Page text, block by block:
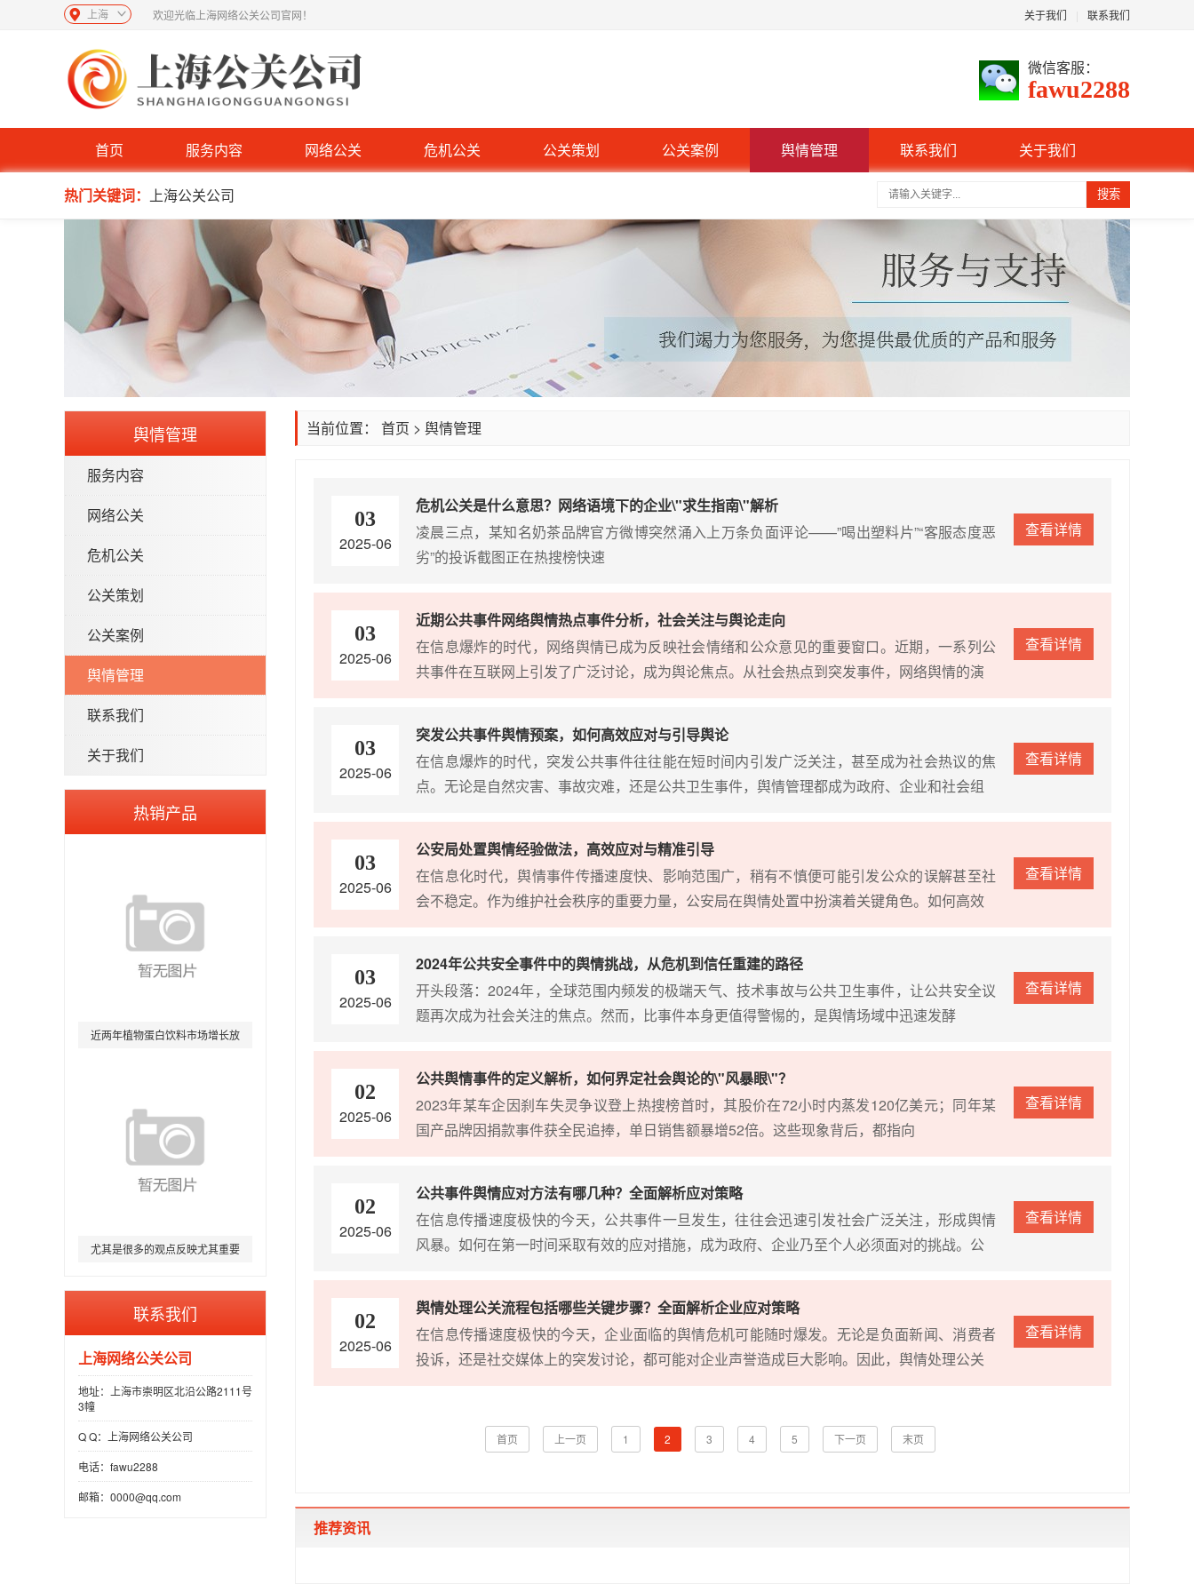
关于我们 联系我们
欢迎光临上海网络公关公司官网！
上海
微信客服：
fawu2288
首页 服务内容 网络公关 危机公关 公关策划 公关案例 舆情管理 联系我们 关于我们
热门关键词： 上海公关公司 搜索
舆情管理
服务内容
网络公关
危机公关
公关策划
公关案例
舆情管理
联系我们
关于我们
热销产品
近两年植物蛋白饮料市场增长放
尤其是很多的观点反映尤其重要
联系我们
上海网络公关公司
地址：上海市崇明区北沿公路2111号
3幢
Q Q：上海网络公关公司
电话：fawu2288
邮箱：0000@qq.com
当前位置： 首页 > 舆情管理
查看详情
03
2025-06
危机公关是什么意思？网络语境下的企业\"求生指南\"解析
凌晨三点，某知名奶茶品牌官方微博突然涌入上万条负面评论——”喝出塑料片”“客服态度恶
劣”的投诉截图正在热搜榜快速
查看详情
03
2025-06
近期公共事件网络舆情热点事件分析，社会关注与舆论走向
在信息爆炸的时代，网络舆情已成为反映社会情绪和公众意见的重要窗口。近期，一系列公
共事件在互联网上引发了广泛讨论，成为舆论焦点。从社会热点到突发事件，网络舆情的演
查看详情
03
2025-06
突发公共事件舆情预案，如何高效应对与引导舆论
在信息爆炸的时代，突发公共事件往往能在短时间内引发广泛关注，甚至成为社会热议的焦
点。无论是自然灾害、事故灾难，还是公共卫生事件，舆情管理都成为政府、企业和社会组
查看详情
03
2025-06
公安局处置舆情经验做法，高效应对与精准引导
在信息化时代，舆情事件传播速度快、影响范围广，稍有不慎便可能引发公众的误解甚至社
会不稳定。作为维护社会秩序的重要力量，公安局在舆情处置中扮演着关键角色。如何高效
查看详情
03
2025-06
2024年公共安全事件中的舆情挑战，从危机到信任重建的路径
开头段落：2024年，全球范围内频发的极端天气、技术事故与公共卫生事件，让公共安全议
题再次成为社会关注的焦点。然而，比事件本身更值得警惕的，是舆情场域中迅速发酵
查看详情
02
2025-06
公共舆情事件的定义解析，如何界定社会舆论的\"风暴眼\"？
2023年某车企因刹车失灵争议登上热搜榜首时，其股价在72小时内蒸发120亿美元；同年某
国产品牌因捐款事件获全民追捧，单日销售额暴增52倍。这些现象背后，都指向
查看详情
02
2025-06
公共事件舆情应对方法有哪几种？全面解析应对策略
在信息传播速度极快的今天，公共事件一旦发生，往往会迅速引发社会广泛关注，形成舆情
风暴。如何在第一时间采取有效的应对措施，成为政府、企业乃至个人必须面对的挑战。公
查看详情
02
2025-06
舆情处理公关流程包括哪些关键步骤？全面解析企业应对策略
在信息传播速度极快的今天，企业面临的舆情危机可能随时爆发。无论是负面新闻、消费者
投诉，还是社交媒体上的突发讨论，都可能对企业声誉造成巨大影响。因此，舆情处理公关
首页 上一页 1 2 3 4 5 下一页 末页
推荐资讯